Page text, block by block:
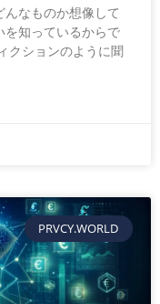
なものか想像して
を知っているからで
クションのように聞
PRVCY.WORLD